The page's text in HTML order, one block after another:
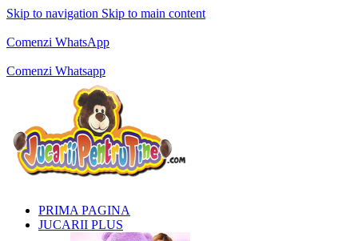
Skip to navigation Skip to main content
Comenzi WhatsApp
Comenzi Whatsapp
PRIMA PAGINA
JUCARII PLUS